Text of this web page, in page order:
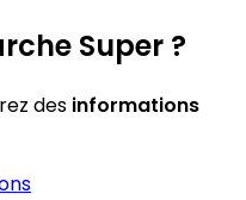
Super ?
des informations